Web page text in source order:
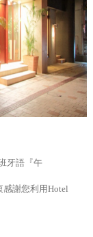
牙語『午
謝您利用Hotel